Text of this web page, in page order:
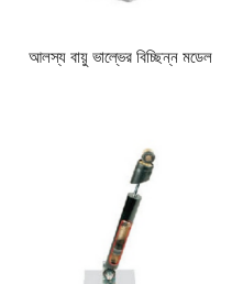
আলস্য বায়ু ভাল্ভের বিচ্ছিন্ন মডেল